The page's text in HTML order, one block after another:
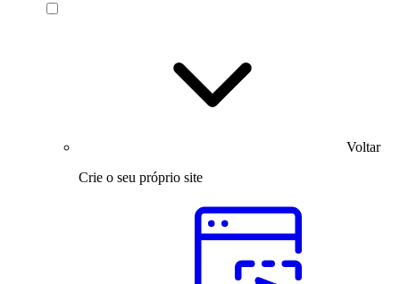
Voltar
Crie o seu próprio site